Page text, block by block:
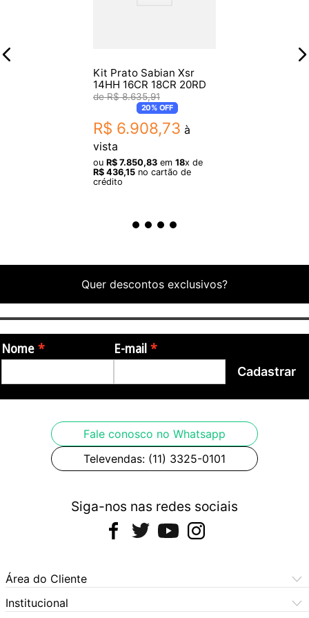
- Hi-hats: 35,56 cm (14")
- Crash: 40,64 cm (16")
- Crash (extra): 45,72 cm (18")
- Ride: 53,34 cm (21")
- 1 par de Hi-hats 14" Medium
Imagens meramente ilustrativas.
Kit Prato Sabian Xsr
14HH 16CR 18CR 20RD
R$ 8.635,91
20%OFF
R$ 6.908,73 à
vista
ou R$ 7.850,83 em 18x de
R$ 436,15 no cartão de
crédito
Quer descontos exclusivos?
Nome E-mail
Cadastrar
Fale conosco no Whatsapp
Televendas: (11) 3325-0101
Siga-nos nas redes sociais
Área do Cliente
Meus Pedidos
Institucional